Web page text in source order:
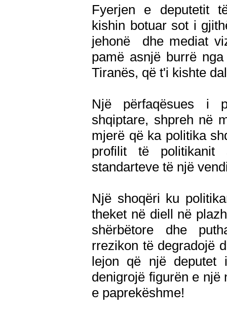
Fyerjen e deputetit
kishin botuar sot i
jehonë dhe mediat
pamë asnjë burrë
Tiranës, që t'i kishte
Një përfaqësues i
shqiptare, shpreh në
mjerë që ka politika
profilit të
standarteve të një
Një shoqëri ku
theket në diell në
shërbëtore dhe
rrezikon të degradojë
lejon që një deputet
denigrojë figurën e një
e paprekëshme!